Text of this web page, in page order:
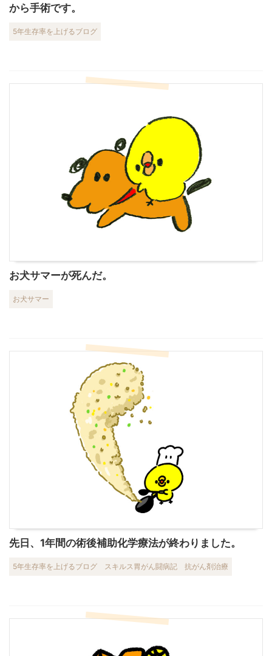
から手術です。
5年生存率を上げるブログ
お犬サマーが死んだ。
お犬サマー
先日、1年間の術後補助化学療法が終わりました。
5年生存率を上げるブログ スキルス胃がん闘病記 抗がん剤治療